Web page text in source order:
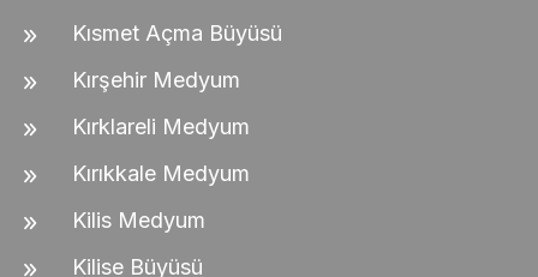
Kısmet Açma Büyüsü
Kırşehir Medyum
Kırklareli Medyum
Kırıkkale Medyum
Kilis Medyum
Kilise Büyüsü